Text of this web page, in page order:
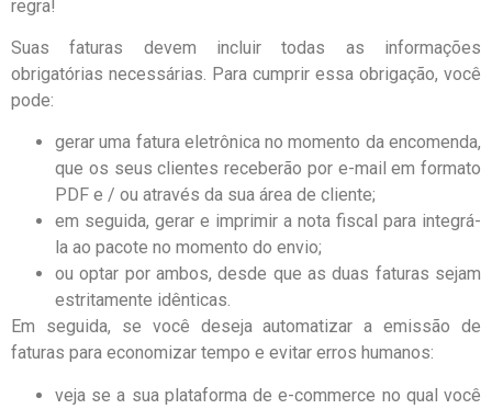
regra!
Suas faturas devem incluir todas as informações
obrigatórias necessárias. Para cumprir essa obrigação, você
pode:
gerar uma fatura eletrônica no momento da encomenda,
que os seus clientes receberão por e-mail em formato
PDF e / ou através da sua área de cliente;
em seguida, gerar e imprimir a nota fiscal para integrá-
la ao pacote no momento do envio;
ou optar por ambos, desde que as duas faturas sejam
estritamente idênticas.
Em seguida, se você deseja automatizar a emissão de
faturas para economizar tempo e evitar erros humanos:
veja se a sua plataforma de e-commerce no qual você